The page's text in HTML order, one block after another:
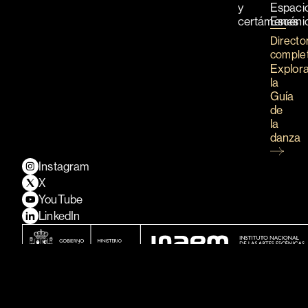
y
certámenes
la
Guía
de
la
danza
Instagram
X
YouTube
LinkedIn